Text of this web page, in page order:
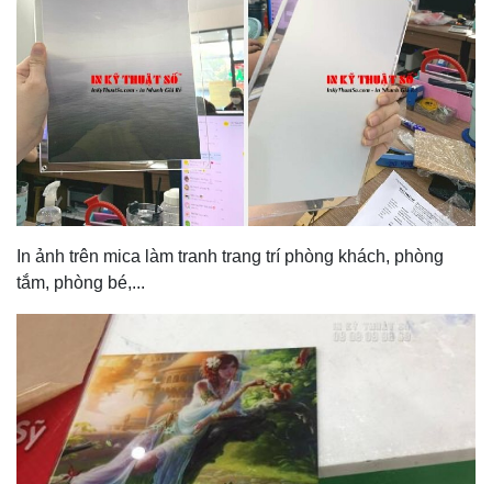
In ảnh trên mica làm tranh trang trí phòng khách, phòng
tắm, phòng bé,...